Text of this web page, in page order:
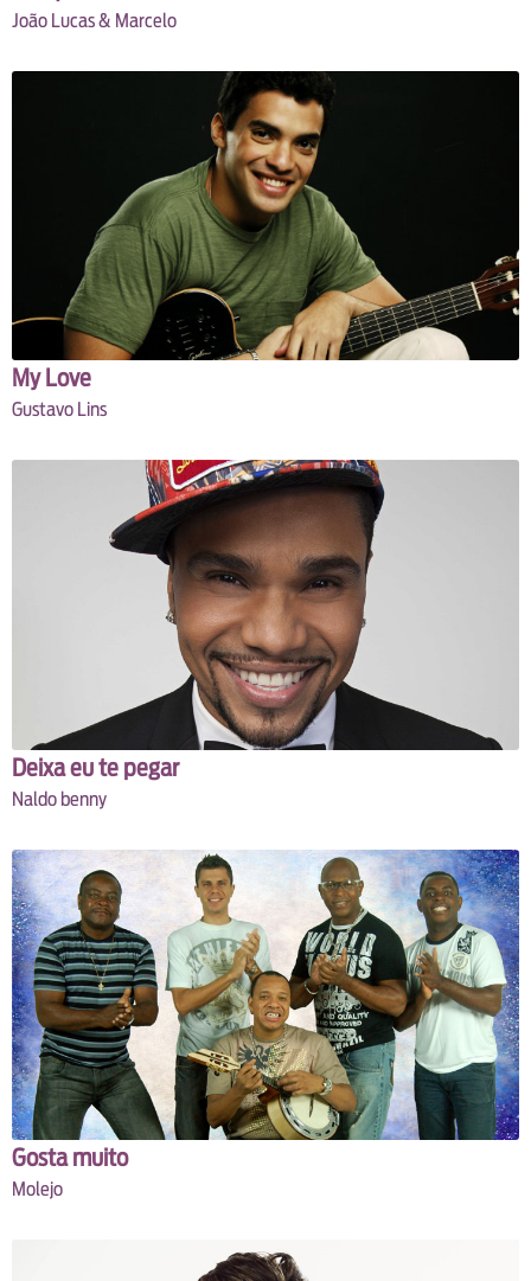
João Lucas & Marcelo
My Love
Gustavo Lins
Deixa eu te pegar
Naldo benny
Gosta muito
Molejo